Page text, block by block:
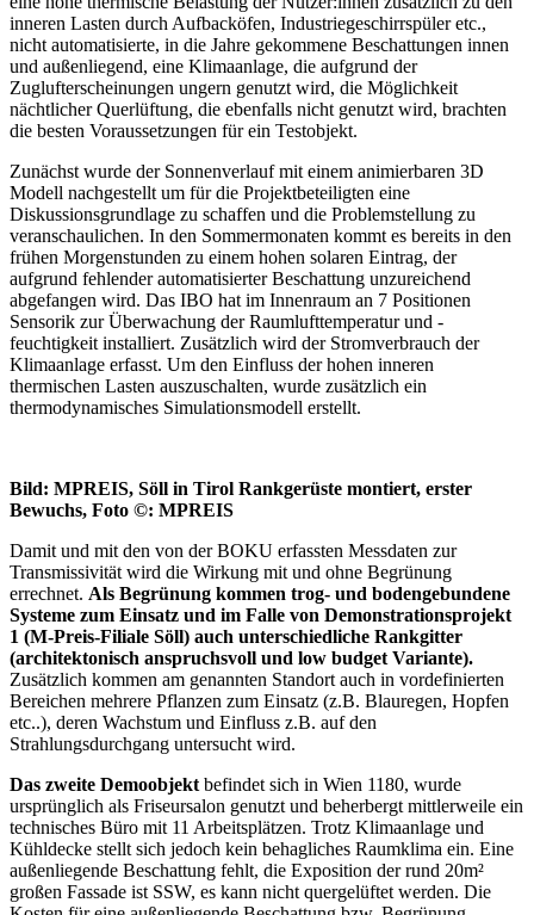
inneren Lasten durch Aufbacköfen, Industriegeschirrspüler etc.,
nicht automatisierte, in die Jahre gekommene Beschattungen innen
und außenliegend, eine Klimaanlage, die aufgrund der
Zuglufterscheinungen ungern genutzt wird, die Möglichkeit
nächtlicher Querlüftung, die ebenfalls nicht genutzt wird, brachten
die besten Voraussetzungen für ein Testobjekt.
Zunächst wurde der Sonnenverlauf mit einem animierbaren 3D
Modell nachgestellt um für die Projektbeteiligten eine
Diskussionsgrundlage zu schaffen und die Problemstellung zu
veranschaulichen. In den Sommermonaten kommt es bereits in den
frühen Morgenstunden zu einem hohen solaren Eintrag, der
aufgrund fehlender automatisierter Beschattung unzureichend
abgefangen wird. Das IBO hat im Innenraum an 7 Positionen
Sensorik zur Überwachung der Raumlufttemperatur und -
feuchtigkeit installiert. Zusätzlich wird der Stromverbrauch der
Klimaanlage erfasst. Um den Einfluss der hohen inneren
thermischen Lasten auszuschalten, wurde zusätzlich ein
thermodynamisches Simulationsmodell erstellt.
Bild: MPREIS, Söll in Tirol Rankgerüste montiert, erster
Bewuchs, Foto ©: MPREIS
Damit und mit den von der BOKU erfassten Messdaten zur
Transmissivität wird die Wirkung mit und ohne Begrünung
errechnet. Als Begrünung kommen trog- und bodengebundene
Systeme zum Einsatz und im Falle von Demonstrationsprojekt
1 (M-Preis-Filiale Söll) auch unterschiedliche Rankgitter
(architektonisch anspruchsvoll und low budget Variante).
Zusätzlich kommen am genannten Standort auch in vordefinierten
Bereichen mehrere Pflanzen zum Einsatz (z.B. Blauregen, Hopfen
etc..), deren Wachstum und Einfluss z.B. auf den
Strahlungsdurchgang untersucht wird.
Das zweite Demoobjekt befindet sich in Wien 1180, wurde
ursprünglich als Friseursalon genutzt und beherbergt mittlerweile ein
technisches Büro mit 11 Arbeitsplätzen. Trotz Klimaanlage und
Kühldecke stellt sich jedoch kein behagliches Raumklima ein. Eine
außenliegende Beschattung fehlt, die Exposition der rund 20m²
großen Fassade ist SSW, es kann nicht quergelüftet werden. Die